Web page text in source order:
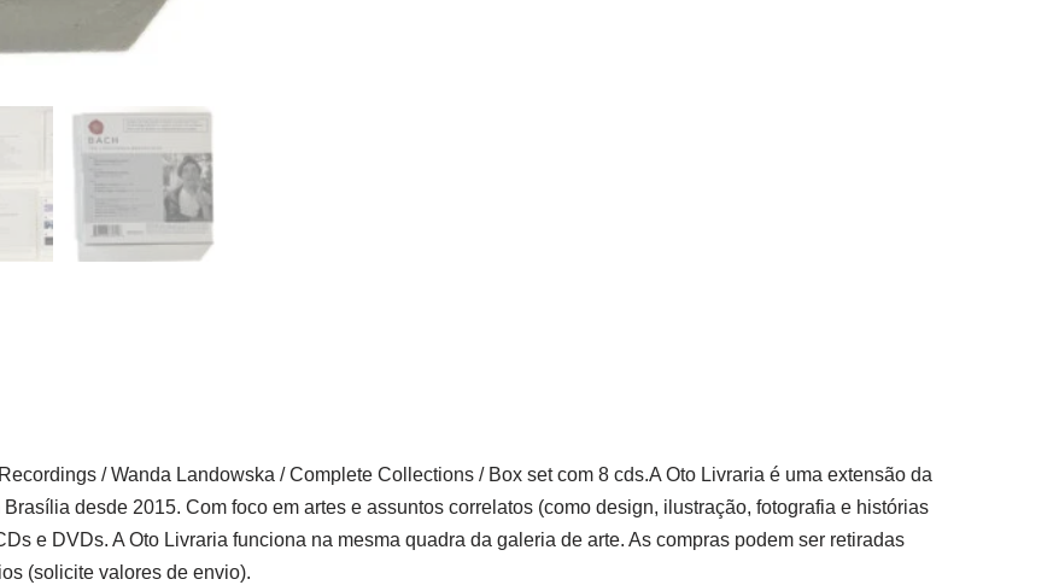
/ Wanda Landowska / Complete Collections / Box set com 8 cds.A Oto Livraria é uma extensão da
desde 2015. Com foco em artes e assuntos correlatos (como design, ilustração, fotografia e histórias
e DVDs. A Oto Livraria funciona na mesma quadra da galeria de arte. As compras podem ser retiradas
(solicite valores de envio).